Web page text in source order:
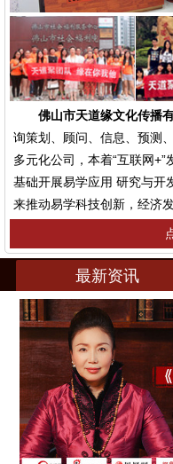
佛山市天道缘文化传播有
询策划、顾问、信息、预测
多元化公司，本着“互联网
基础开展易学应用 研究与开
来推动易学科技创新，经济
最新资讯